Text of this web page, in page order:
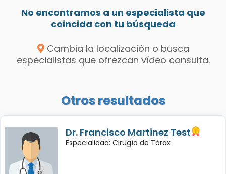
No encontramos a un especialista que
coincida con tu búsqueda
Cambia la localización o busca
especialistas que ofrezcan vídeo consulta.
Otros resultados
Dr. Francisco Martinez Test
Especialidad: Cirugía de Tórax